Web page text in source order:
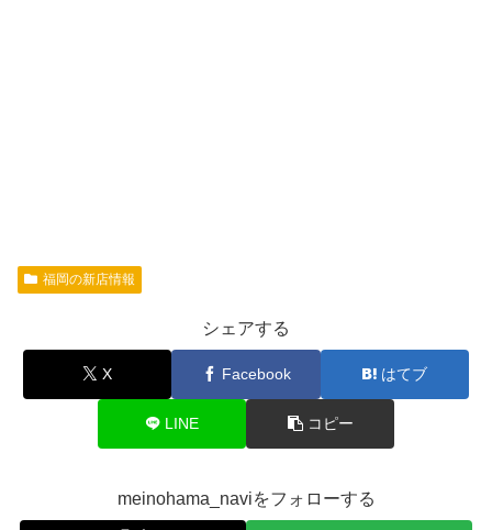
福岡の新店情報
シェアする
X Facebook はてブ
LINE コピー
meinohama_naviをフォローする